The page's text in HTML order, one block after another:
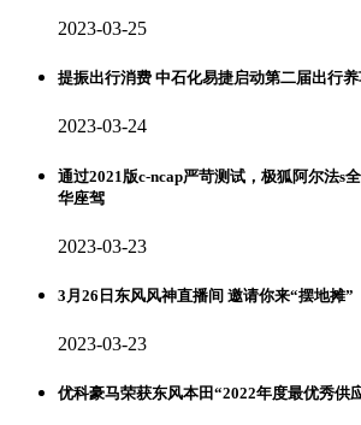
2023-03-25
提振出行消费 中石化易捷启动第二届出行
2023-03-24
通过2021版c-ncap严苛测试，极狐阿尔法s
华座驾
2023-03-23
3月26日东风风神直播间 邀请你来“摆地摊”
2023-03-23
优科豪马荣获东风本田“2022年度最优秀供